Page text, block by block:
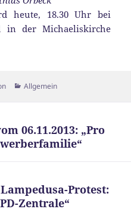
heute, 18.30 Uhr bei
in der Michaeliskirche
Kategorien
Allgemein
06.11.2013: „Pro
Protest:
Zentrale“